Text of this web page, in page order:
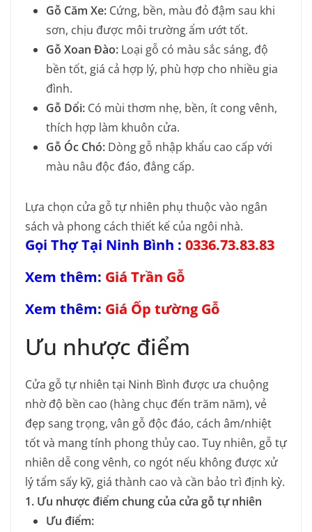
Gỗ Căm Xe: Cứng, bền, màu đỏ đậm sau khi
sơn, chịu được môi trường ẩm ướt tốt.
Gỗ Xoan Đào: Loại gỗ có màu sắc sáng, độ
bền tốt, giá cả hợp lý, phù hợp cho nhiều gia
đình.
Gỗ Dổi: Có mùi thơm nhẹ, bền, ít cong vênh,
thích hợp làm khuôn cửa.
Gỗ Óc Chó: Dòng gỗ nhập khẩu cao cấp với
màu nâu độc đáo, đẳng cấp.
Lựa chọn cửa gỗ tự nhiên phụ thuộc vào ngân
sách và phong cách thiết kế của ngôi nhà.
Gọi Thợ Tại Ninh Bình : 0336.73.83.83
Xem thêm: Giá Trần Gỗ
Xem thêm: Giá Ốp tường Gỗ
Ưu nhược điểm
Cửa gỗ tự nhiên tại Ninh Bình được ưa chuộng
nhờ độ bền cao (hàng chục đến trăm năm), vẻ
đẹp sang trọng, vân gỗ độc đáo, cách âm/nhiệt
tốt và mang tính phong thủy cao. Tuy nhiên, gỗ tự
nhiên dễ cong vênh, co ngót nếu không được xử
lý tẩm sấy kỹ, giá thành cao và cần bảo trì định kỳ.
1. Ưu nhược điểm chung của cửa gỗ tự nhiên
Ưu điểm: